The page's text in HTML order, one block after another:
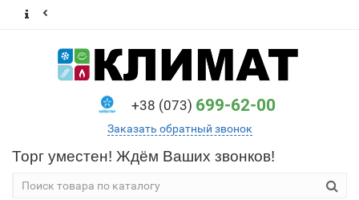
+38 (073) 699-62-00
Заказать обратный звонок
Торг уместен! Ждём Ваших звонков!